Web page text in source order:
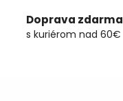
Doprava zdarma
s kuriérom nad 60€